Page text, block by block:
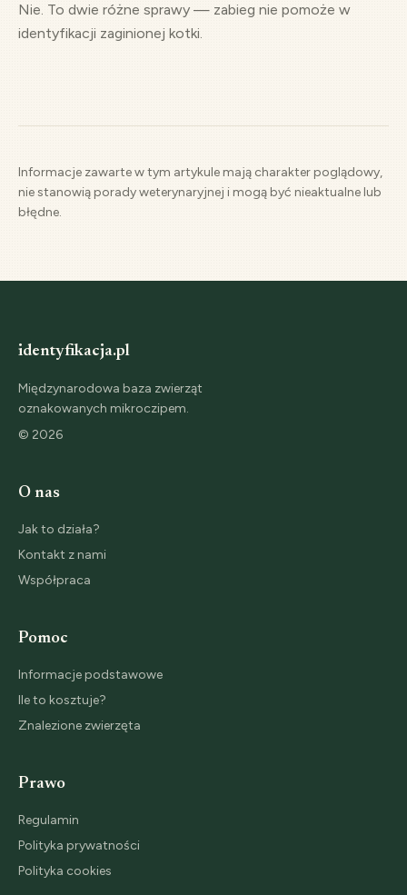
Nie. To dwie różne sprawy — zabieg nie pomoże w
identyfikacji zaginionej kotki.
Informacje zawarte w tym artykule mają charakter poglądowy,
nie stanowią porady weterynaryjnej i mogą być nieaktualne lub
błędne.
identyfikacja.pl
Międzynarodowa baza zwierząt
oznakowanych mikroczipem.
© 2026
O nas
Jak to działa?
Kontakt z nami
Współpraca
Pomoc
Informacje podstawowe
Ile to kosztuje?
Znalezione zwierzęta
Prawo
Regulamin
Polityka prywatności
Polityka cookies